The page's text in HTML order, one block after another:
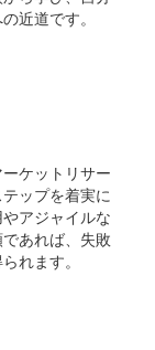
近道です。
ケットリサー
ップを着実に
アジャイルな
あれば、失敗
れます。